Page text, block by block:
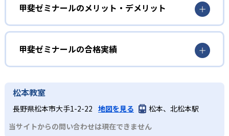
2 必要に応じて選べるクラス
生徒の学力や目標に応じて、学校の予習・復習が中心のコ
ース、受験対策のコースなど多様なコースを用意してい
る。各クラスは併用も可能で、目的に応じてクラスを選べ
る。
中学進学に備えたい小学生
公立中進学クラスでは、予習中心の授業で学校の先取り学
習を行い、中学で成績上位を目指すための力を養う。特別
進学クラスでは、県内の中学受験合格を目標とする。
中学生・高校生
テスト対策や受験対策をしたい中学生
多彩なコースから目的に応じたコースを選んで学習でき、学
校の定期テスト対策や高校受験対策に向いている。県内主
甲斐ゼミナールのメリット・デメリット
どんなメリットがある?
甲斐ゼミナールは山梨県を中心に、長野県や静岡県にも教
室を構える進学塾だ。県内主要高校それぞれに対応した高
校別クラスがあるなど、地域に根差した教育が受けられ
る。
教室は山梨県が中心であり、対象地域外からの通塾には適
さない。
甲斐ゼミナールの合格実績
甲斐ゼミナールは合格実績を公式サイトで公開している。
松本教室
長野県松本市大手1-2-22 地図を見る
松本、北松本駅
当サイトからの問い合わせは現在できません